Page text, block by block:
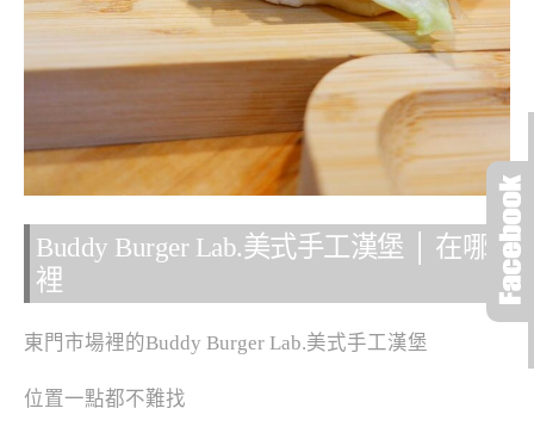
Buddy Burger Lab.美式手工漢堡 │ 在哪
裡
東門市場裡的Buddy Burger Lab.美式手工漢堡
位置一點都不難找